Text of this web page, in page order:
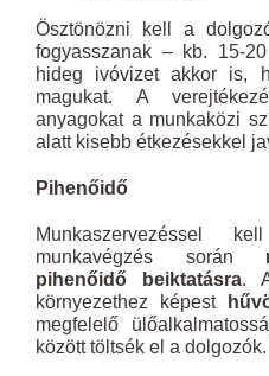
Ösztönözni kell a
fogyasszanak – kb. 15-
hideg ivóvizet akkor is,
magukat. A
anyagokat a munkaközi
alatt kisebb étkezésekkel
Pihenőidő
Munkaszervezéssel
munkavégzés során
pihenőidő beiktatásra.
környezethez képest
megfelelő
között töltsék el a dolgozók.